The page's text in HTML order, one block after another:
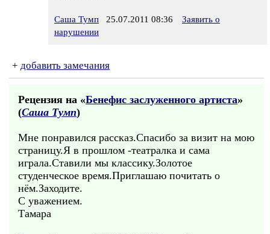
Саша Тумп 25.07.2011 08:36
Заявить о
нарушении
+ добавить замечания
Рецензия на «Бенефис заслуженного артиста»
(Саша Тумп)
Мне понравился рассказ.Спасибо за визит на мою
страницу.Я в прошлом -театралка и сама
играла.Ставили мы классику.Золотое
студенческое время.Приглашаю почитать о
нём.Заходите.
С уважением.
Тамара